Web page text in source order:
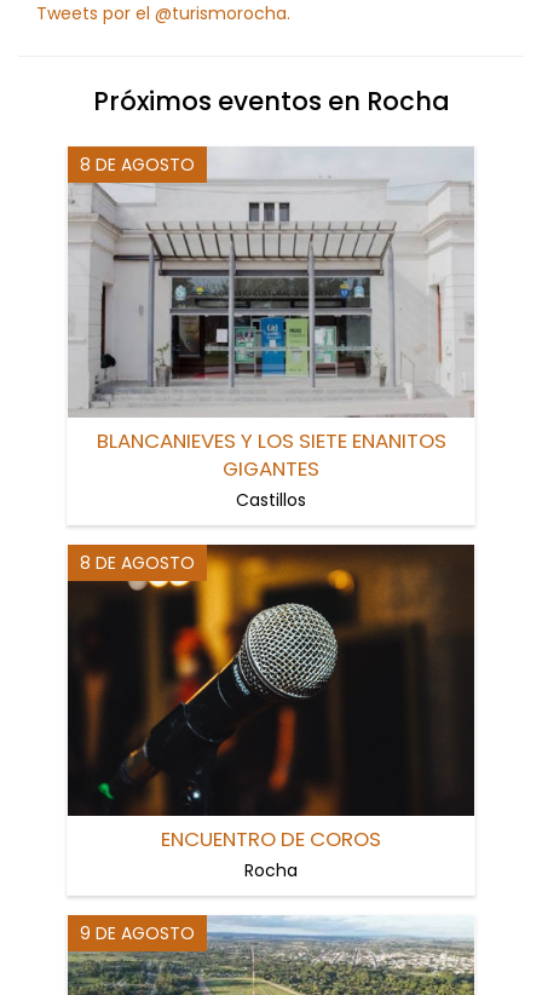
Tweets por el @turismorocha.
Próximos eventos en Rocha
8 DE AGOSTO
BLANCANIEVES Y LOS SIETE ENANITOS
GIGANTES
Castillos
8 DE AGOSTO
ENCUENTRO DE COROS
Rocha
9 DE AGOSTO